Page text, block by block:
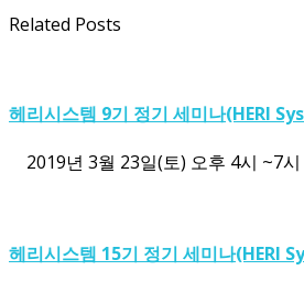
Related Posts
헤리시스템 9기 정기 세미나(HERI
2019년 3월 23일(토) 오후 4시 ~7
헤리시스템 15기 정기 세미나(HERI